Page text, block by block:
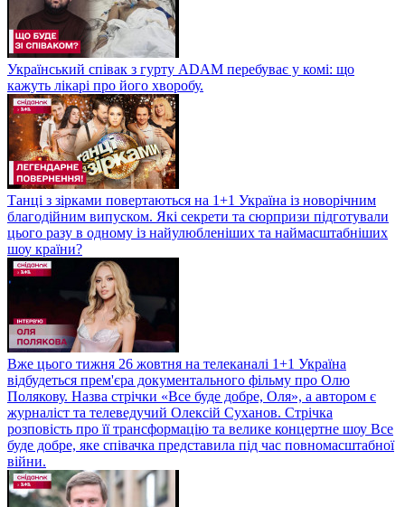
Український співак з гурту ADAM перебуває у комі: що
кажуть лікарі про його хворобу.
Танці з зірками повертаються на 1+1 Україна із новорічним
благодійним випуском. Які секрети та сюрпризи підготували
цього разу в одному із найулюбленіших та наймасштабніших
шоу країни?
Вже цього тижня 26 жовтня на телеканалі 1+1 Україна
відбудеться прем'єра документального фільму про Олю
Полякову. Назва стрічки «Все буде добре, Оля», а автором є
журналіст та телеведучий Олексій Суханов. Стрічка
розповість про її трансформацію та велике концертне шоу Все
буде добре, яке співачка представила під час повномасштабної
війни.